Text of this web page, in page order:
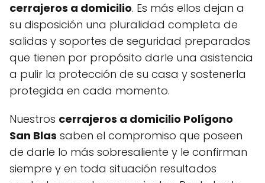
cerrajeros a domicilio. Es más ellos dejan a
su disposición una pluralidad completa de
salidas y soportes de seguridad preparados
que tienen por propósito darle una asistencia
a pulir la protección de su casa y sostenerla
protegida en cada momento.
Nuestros cerrajeros a domicilio Polígono
San Blas saben el compromiso que poseen
de darle lo más sobresaliente y le confirman
siempre y en toda situación resultados